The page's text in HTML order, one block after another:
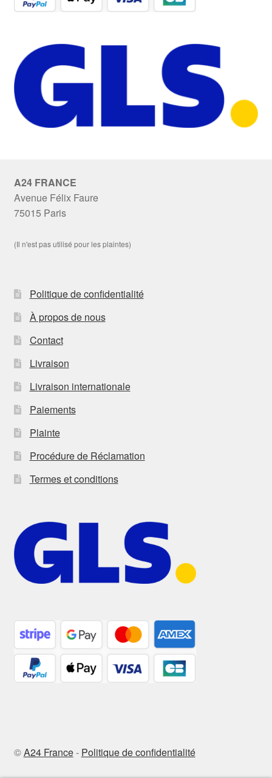
A24 FRANCE
Avenue Félix Faure
75015 Paris
(Il n'est pas utilisé pour les plaintes)
Politique de confidentialité
À propos de nous
Contact
Livraison
Livraison internationale
Paiements
Plainte
Procédure de Réclamation
Termes et conditions
©A24 France- Politique de confidentialité